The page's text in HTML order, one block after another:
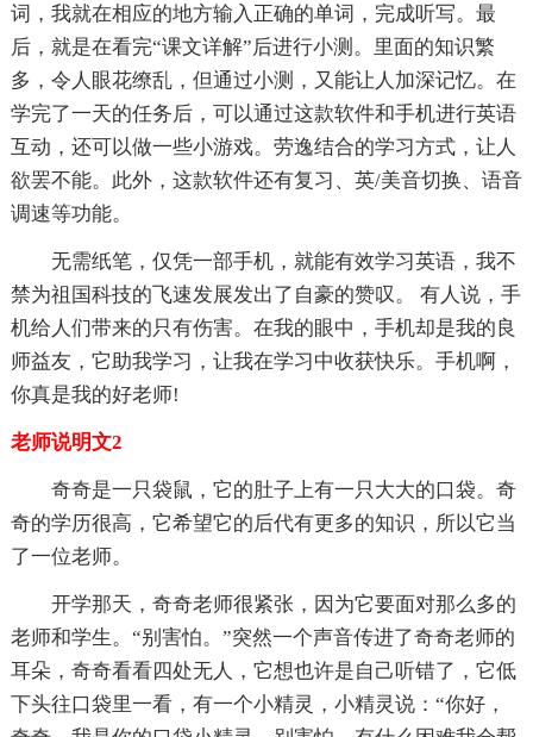
词，我就在相应的地方输入正确的单词，完成听写。最
后，就是在看完“课文详解”后进行小测。里面的知识繁
多，令人眼花缭乱，但通过小测，又能让人加深记忆。在
学完了一天的任务后，可以通过这款软件和手机进行英语
互动，还可以做一些小游戏。劳逸结合的学习方式，让人
欲罢不能。此外，这款软件还有复习、英/美音切换、语音
调速等功能。
无需纸笔，仅凭一部手机，就能有效学习英语，我不
禁为祖国科技的飞速发展发出了自豪的赞叹。 有人说，手
机给人们带来的只有伤害。在我的眼中，手机却是我的良
师益友，它助我学习，让我在学习中收获快乐。手机啊，
你真是我的好老师!
老师说明文2
奇奇是一只袋鼠，它的肚子上有一只大大的口袋。奇
奇的学历很高，它希望它的后代有更多的知识，所以它当
了一位老师。
开学那天，奇奇老师很紧张，因为它要面对那么多的
老师和学生。“别害怕。”突然一个声音传进了奇奇老师的
耳朵，奇奇看看四处无人，它想也许是自己听错了，它低
下头往口袋里一看，有一个小精灵，小精灵说：“你好，